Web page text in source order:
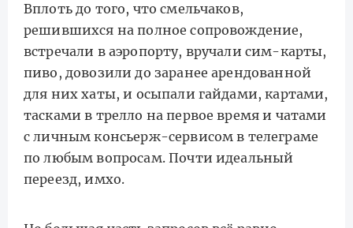
Вплоть до того, что смельчаков,
решившихся на полное сопровождение,
встречали в аэропорту, вручали сим-карты,
пиво, довозили до заранее арендованной
для них хаты, и осыпали гайдами, картами,
тасками в трелло на первое время и чатами
с личным консьерж-сервисом в телеграме
по любым вопросам. Почти идеальный
переезд, имхо.